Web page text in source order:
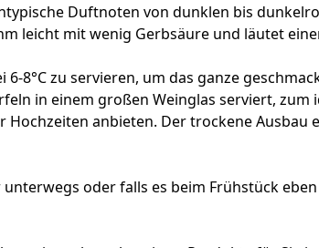
Duftnoten von dunklen bis
leicht mit wenig Gerbsäure und läutet
8°C zu servieren, um das ganze
in einem großen Weinglas serviert,
anbieten. Der trockene
oder falls es beim Frühstück